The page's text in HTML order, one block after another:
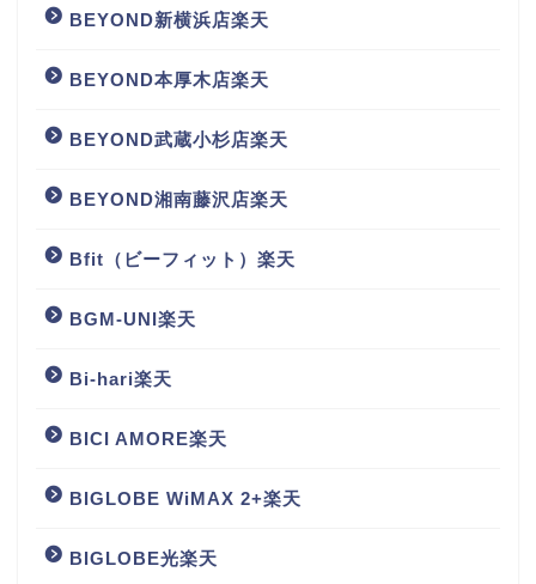
BEYOND新横浜店楽天
BEYOND本厚木店楽天
BEYOND武蔵小杉店楽天
BEYOND湘南藤沢店楽天
Bfit（ビーフィット）楽天
BGM‐UNI楽天
Bi-hari楽天
BICI AMORE楽天
BIGLOBE WiMAX 2+楽天
BIGLOBE光楽天